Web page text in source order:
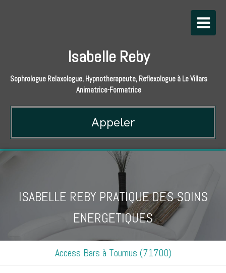
Isabelle Reby
Sophrologue Relaxologue, Hypnotherapeute, Reflexologue à Le Villars
Animatrice-Formatrice
Appeler
ISABELLE REBY PRATIQUE DES SOINS
ENERGETIQUES
Access Bars à Tournus (71700)